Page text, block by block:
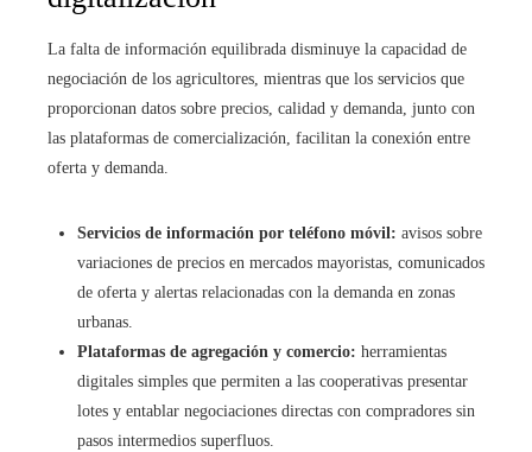
La falta de información equilibrada disminuye la capacidad de
negociación de los agricultores, mientras que los servicios que
proporcionan datos sobre precios, calidad y demanda, junto con
las plataformas de comercialización, facilitan la conexión entre
oferta y demanda.
Servicios de información por teléfono móvil: avisos sobre
variaciones de precios en mercados mayoristas, comunicados
de oferta y alertas relacionadas con la demanda en zonas
urbanas.
Plataformas de agregación y comercio: herramientas
digitales simples que permiten a las cooperativas presentar
lotes y entablar negociaciones directas con compradores sin
pasos intermedios superfluos.